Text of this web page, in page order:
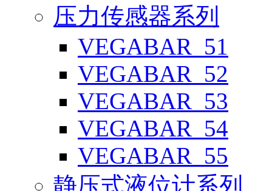
压力传感器系列
VEGABAR_51
VEGABAR_52
VEGABAR_53
VEGABAR_54
VEGABAR_55
静压式液位计系列